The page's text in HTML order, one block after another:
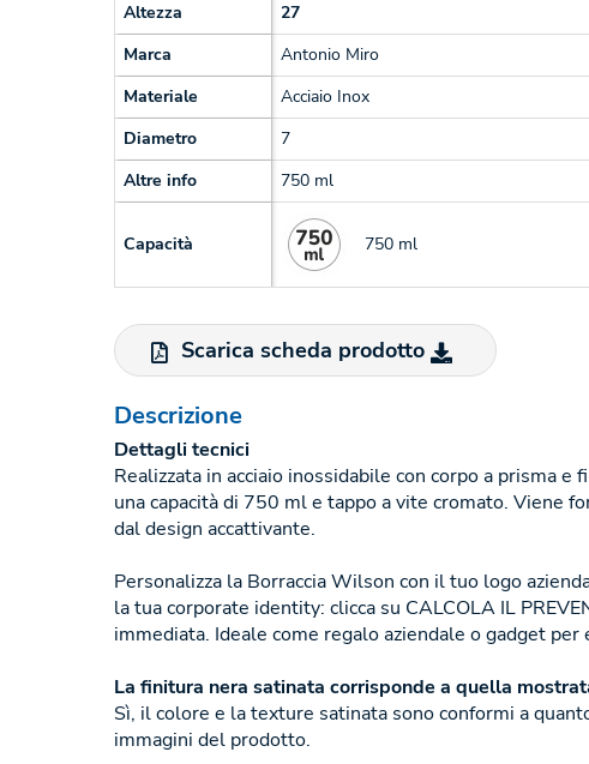
Altezza
27
Marca
Antonio Miro
Materiale
Acciaio Inox
Diametro
7
Altre info
750 ml
Capacità 750 ml
Scarica scheda prodotto
Descrizione
Dettagli tecnici
Realizzata in acciaio inossidabile con corpo a prisma e
una capacità di 750 ml e tappo a vite cromato. Viene
dal design accattivante.
Personalizza la Borraccia Wilson con il tuo logo
la tua corporate identity: clicca su CALCOLA IL
immediata. Ideale come regalo aziendale o gadget per
La finitura nera satinata corrisponde a quella
Sì, il colore e la texture satinata sono conformi a
immagini del prodotto.